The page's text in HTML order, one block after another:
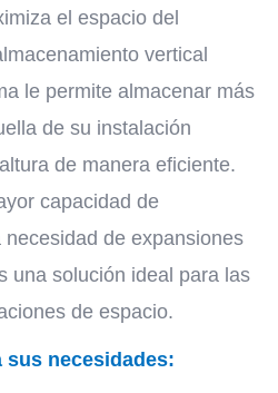
el espacio del
vertical
le permite almacenar más
de su instalación
de manera eficiente.
capacidad de
de expansiones
una solución ideal para las
de espacio.
sus necesidades: